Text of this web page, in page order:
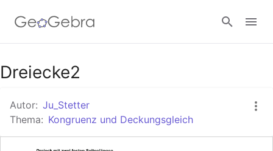
Google Classroom
GeoGebra Classroom
Dreiecke2
Autor: Ju_Stetter
Thema: Kongruenz und Deckungsgleich